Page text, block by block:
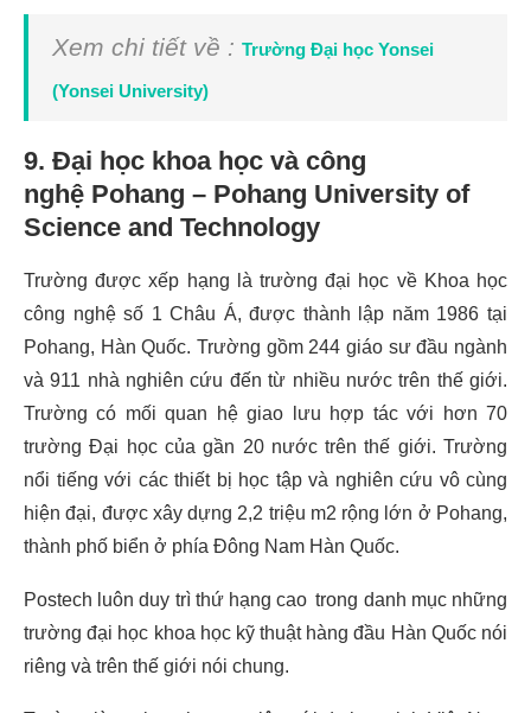
Xem chi tiết về : Trường Đại học Yonsei
(Yonsei University)
9. Đại học khoa học và công
nghệ Pohang – Pohang University of
Science and Technology
Trường được xếp hạng là trường đại học về Khoa học
công nghệ số 1 Châu Á, được thành lập năm 1986 tại
Pohang, Hàn Quốc. Trường gồm 244 giáo sư đầu ngành
và 911 nhà nghiên cứu đến từ nhiều nước trên thế giới.
Trường có mối quan hệ giao lưu hợp tác với hơn 70
trường Đại học của gần 20 nước trên thế giới. Trường
nổi tiếng với các thiết bị học tập và nghiên cứu vô cùng
hiện đại, được xây dựng 2,2 triệu m2 rộng lớn ở Pohang,
thành phố biển ở phía Đông Nam Hàn Quốc.
Postech luôn duy trì thứ hạng cao trong danh mục những
trường đại học khoa học kỹ thuật hàng đầu Hàn Quốc nói
riêng và trên thế giới nói chung.